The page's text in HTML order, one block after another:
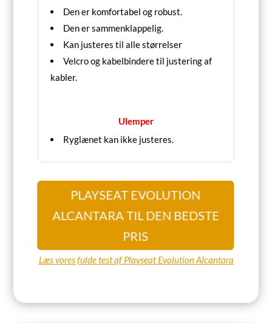
Den er komfortabel og robust.
Den er sammenklappelig.
Kan justeres til alle størrelser
Velcro og kabelbindere til justering af
kabler.
Ulemper
Ryglænet kan ikke justeres.
PLAYSEAT EVOLUTION
ALCANTARA TIL DEN BEDSTE
PRIS
Læs vores fulde test af Playseat Evolution Alcantara